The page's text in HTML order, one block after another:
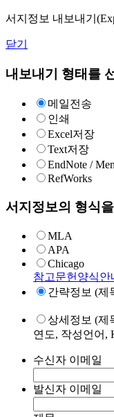
서지정보 내보내기
닫기
내보내기 형태를
메일전송
인쇄
Excel저장
Text저장
EndNote /
RefWorks
서지정보의 형식
MLA
APA
Chicago
참고문헌양식안
간략정보 (제
상세정보 (제
연도, 작성언어,
수신자 이메일
발신자 이메일